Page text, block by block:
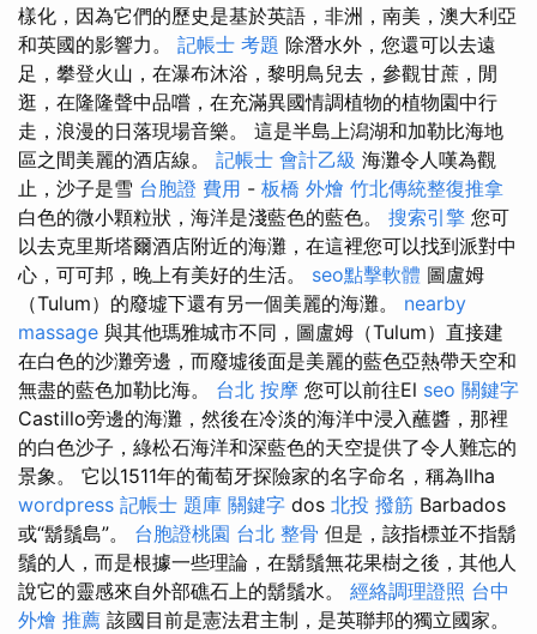
樣化，因為它們的歷史是基於英語，非洲，南美，澳大利亞
和英國的影響力。 記帳士 考題 除潛水外，您還可以去遠
足，攀登火山，在瀑布沐浴，黎明鳥兒去，參觀甘蔗，閒
逛，在隆隆聲中品嚐，在充滿異國情調植物的植物園中行
走，浪漫的日落現場音樂。 這是半島上潟湖和加勒比海地
區之間美麗的酒店線。 記帳士 會計乙級 海灘令人嘆為觀
止，沙子是雪 台胞證 費用 - 板橋 外燴 竹北傳統整復推拿
白色的微小顆粒狀，海洋是淺藍色的藍色。 搜索引擎 您可
以去克里斯塔爾酒店附近的海灘，在這裡您可以找到派對中
心，可可邦，晚上有美好的生活。 seo點擊軟體 圖盧姆
（Tulum）的廢墟下還有另一個美麗的海灘。 nearby
massage 與其他瑪雅城市不同，圖盧姆（Tulum）直接建
在白色的沙灘旁邊，而廢墟後面是美麗的藍色亞熱帶天空和
無盡的藍色加勒比海。 台北 按摩 您可以前往El seo 關鍵字
Castillo旁邊的海灘，然後在冷淡的海洋中浸入蘸醬，那裡
的白色沙子，綠松石海洋和深藍色的天空提供了令人難忘的
景象。 它以1511年的葡萄牙探險家的名字命名，稱為Ilha
wordpress 記帳士 題庫 關鍵字 dos 北投 撥筋 Barbados
或“鬍鬚島”。 台胞證桃園 台北 整骨 但是，該指標並不指鬍
鬚的人，而是根據一些理論，在鬍鬚無花果樹之後，其他人
說它的靈感來自外部礁石上的鬍鬚水。 經絡調理證照 台中
外燴 推薦 該國目前是憲法君主制，是英聯邦的獨立國家。